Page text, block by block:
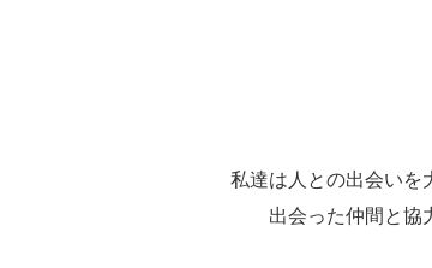
私達は人との出会いを
出会った仲間と協